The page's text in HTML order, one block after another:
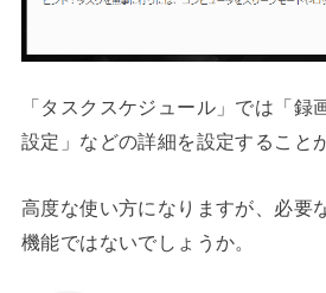
「タスクスケジュール」では「録
設定」などの詳細を設定すること
高度な使い方になりますが、必要
機能ではないでしょうか。